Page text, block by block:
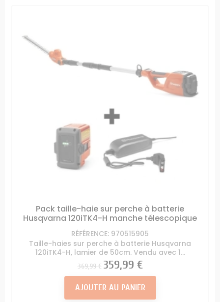
Pack taille-haie sur perche à batterie
Husqvarna 120iTK4-H manche télescopique
RÉFÉRENCE: 970515905
Taille-haies sur perche à batterie Husqvarna
120iTK4-H, lamier de 50cm. Vendu avec 1...
Prix
369,99 € Prix
359,99 €
AJOUTER AU PANIER